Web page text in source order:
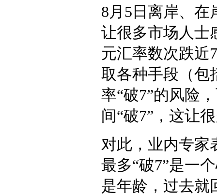
8月5日离岸、在
让很多市场人士
元汇率数次跌近
取各种手段（包
率“破7”的风险
间“破7”，这让
对此，业内专家
最多“破7”是一
是年龄，过去就